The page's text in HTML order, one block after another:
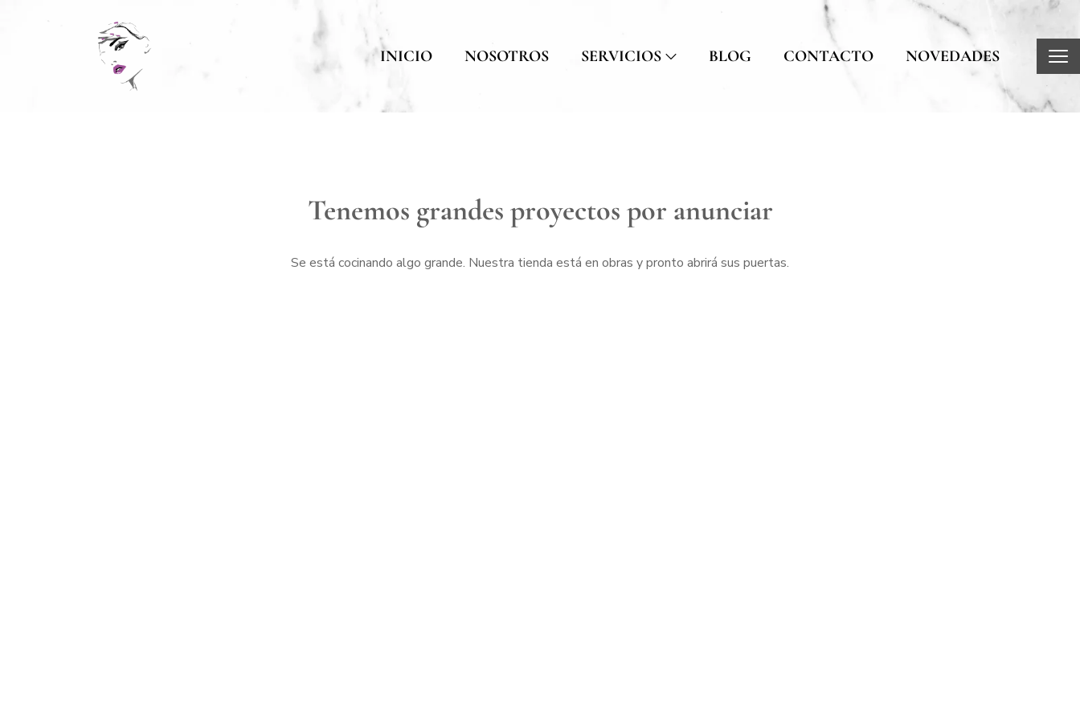
INICIO NOSOTROS SERVICIOS BLOG CONTACTO NOVEDADES
Tenemos grandes proyectos por anunciar
Se está cocinando algo grande. Nuestra tienda está en obras y pronto abrirá sus puertas.